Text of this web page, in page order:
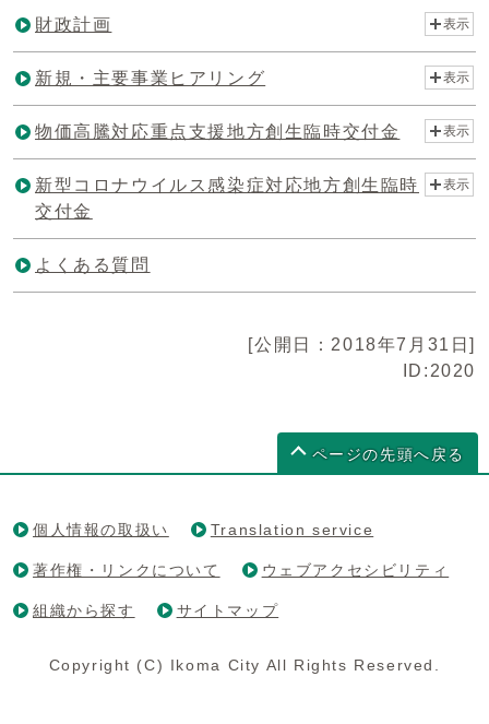
財政計画 表示
新規・主要事業ヒアリング 表示
物価高騰対応重点支援地方創生臨時交付金 表示
新型コロナウイルス感染症対応地方創生臨時
交付金
表示
よくある質問
[公開日：2018年7月31日]
ID:2020
ページの先頭へ戻る
個人情報の取扱い Translation service
著作権・リンクについて ウェブアクセシビリティ
組織から探す サイトマップ
Copyright (C) Ikoma City All Rights Reserved.